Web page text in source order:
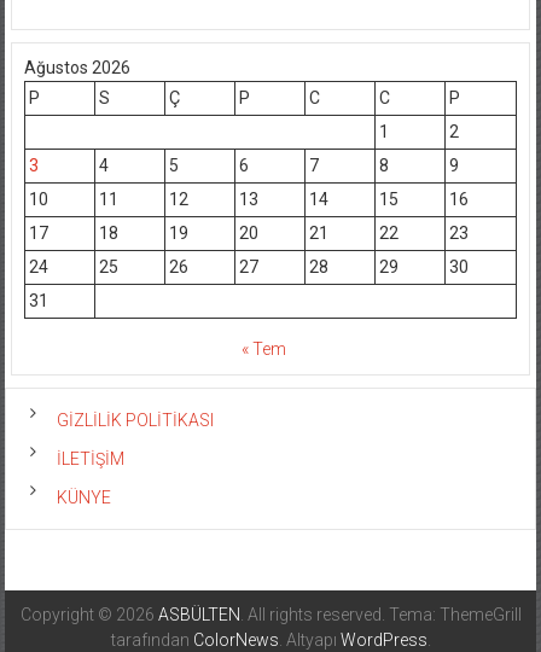
Ağustos 2026
P
S Ç P C C
P
1
2
3
4 5 6 7 8
9
10
11 12 13 14 15
16
17
18 19 20 21 22
23
24
25 26 27 28 29
30
31
« Tem
GİZLİLİK POLİTİKASI
İLETİŞİM
KÜNYE
Copyright © 2026 ASBÜLTEN . All rights reserved. Tema: ThemeGrill
tarafından ColorNews . Altyapı WordPress